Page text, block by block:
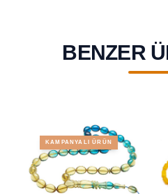
BENZER
KAMPANYALI ÜRÜN